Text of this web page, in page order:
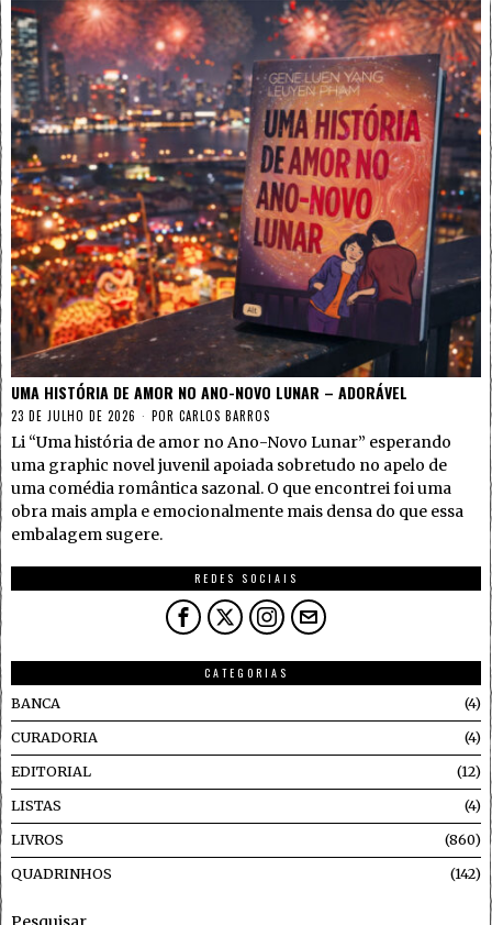
UMA HISTÓRIA DE AMOR NO ANO-NOVO LUNAR – ADORÁVEL
23 DE JULHO DE 2026 POR CARLOS BARROS
Li “Uma história de amor no Ano-Novo Lunar” esperando
uma graphic novel juvenil apoiada sobretudo no apelo de
uma comédia romântica sazonal. O que encontrei foi uma
obra mais ampla e emocionalmente mais densa do que essa
embalagem sugere.
REDES SOCIAIS
CATEGORIAS
BANCA
4
CURADORIA 4
EDITORIAL 12
LISTAS 4
LIVROS 860
QUADRINHOS 142